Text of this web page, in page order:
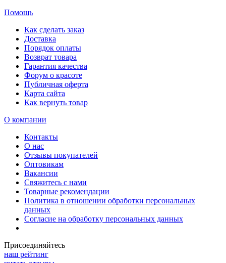
Помощь
Как сделать заказ
Доставка
Порядок оплаты
Возврат товара
Гарантия качества
Форум о красоте
Публичная оферта
Карта сайта
Как вернуть товар
О компании
Контакты
О нас
Отзывы покупателей
Оптовикам
Вакансии
Свяжитесь с нами
Товарные рекомендации
Политика в отношении обработки персональных
данных
Согласие на обработку персональных данных
Присоединяйтесь
наш рейтинг